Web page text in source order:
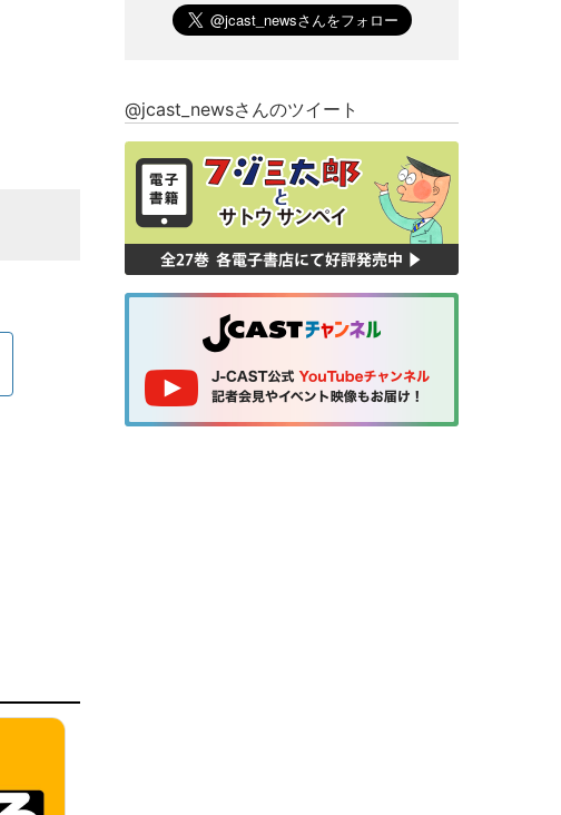
@jcast_newsさんのツイート